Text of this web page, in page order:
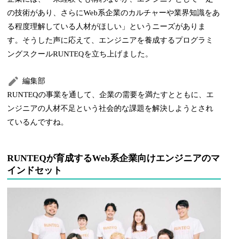
の技術があり、さらにWeb系企業のカルチャーや業界知識をあ
る程度理解している人材がほしい」というニーズがありま
す。そうした声に応えて、エンジニアを養成するプログラミ
ングスクールRUNTEQを立ち上げました。
編集部
RUNTEQの事業を通して、企業の需要を満たすとともに、エ
ンジニアの人材不足という社会的な課題を解決しようとされ
ているんですね。
RUNTEQが育成するWeb系企業向けエンジニアのマ
インドセット